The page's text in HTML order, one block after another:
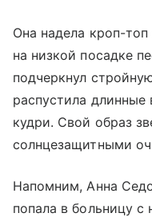
Она надела кроп-
на низкой посадке
подчеркнул
распустила длинные
кудри. Свой образ
солнцезащитными
Напомним, Анна
попала в больницу